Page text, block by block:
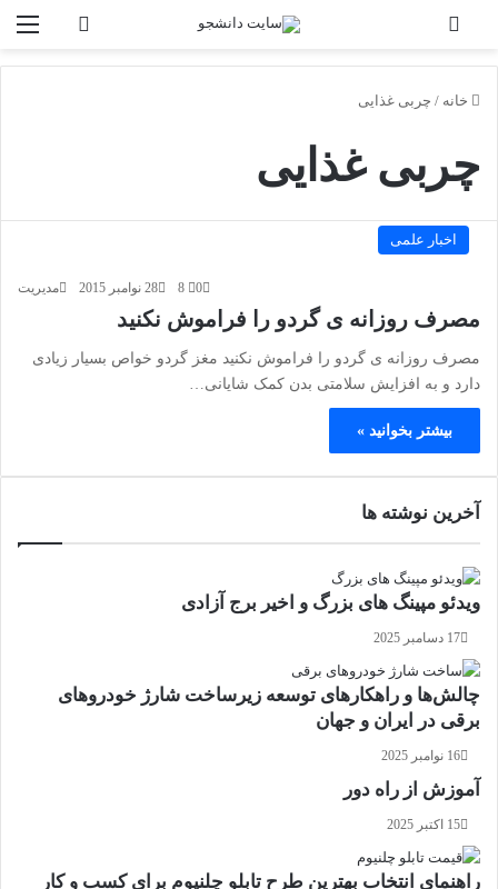
جستجو
خانه / چربی غذایی
چربی غذایی
اخبار علمی
مدیریت 28 نوامبر 2015 0
مصرف روزانه ی گردو را فراموش نکنید
مصرف روزانه ی گردو را فراموش نکنید مغز گردو خواص بسیار زیادی
دارد و به افزایش سلامتی بدن کمک شایانی…
بیشتر بخوانید »
آخرین نوشته ها
ویدئو مپینگ های بزرگ و اخیر برج آزادی
17 دسامبر 2025
چالش‌ها و راهکارهای توسعه زیرساخت شارژ خودروهای
برقی در ایران و جهان
16 نوامبر 2025
آموزش از راه دور
15 اکتبر 2025
راهنمای انتخاب بهترین طرح تابلو چلنیوم برای کسب و کار